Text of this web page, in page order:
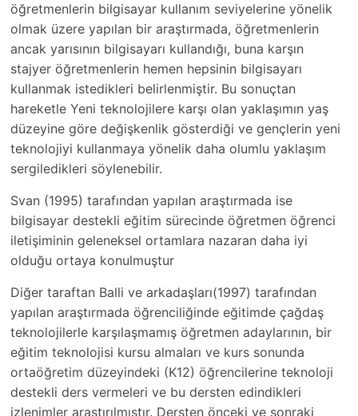
öğretmenlerin bilgisayar kullanım seviyelerine yönelik
olmak üzere yapılan bir araştırmada, öğretmenlerin
ancak yarısının bilgisayarı kullandığı, buna karşın
stajyer öğretmenlerin hemen hepsinin bilgisayarı
kullanmak istedikleri belirlenmiştir. Bu sonuçtan
hareketle Yeni teknolojilere karşı olan yaklaşımın yaş
düzeyine göre değişkenlik gösterdiği ve gençlerin yeni
teknolojiyi kullanmaya yönelik daha olumlu yaklaşım
sergiledikleri söylenebilir.
Svan (1995) tarafından yapılan araştırmada ise
bilgisayar destekli eğitim sürecinde öğretmen öğrenci
iletişiminin geleneksel ortamlara nazaran daha iyi
olduğu ortaya konulmuştur
Diğer taraftan Balli ve arkadaşları(1997) tarafından
yapılan araştırmada öğrenciliğinde eğitimde çağdaş
teknolojilerle karşılaşmamış öğretmen adaylarının, bir
eğitim teknolojisi kursu almaları ve kurs sonunda
ortaöğretim düzeyindeki (K12) öğrencilerine teknoloji
destekli ders vermeleri ve bu dersten edindikleri
izlenimler araştırılmıştır. Dersten önceki ve sonraki